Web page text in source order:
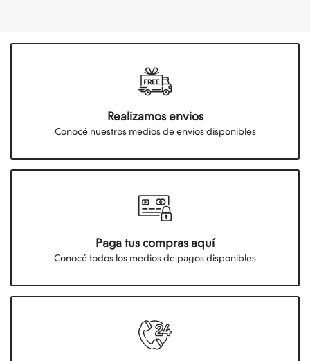
Realizamos envios
Conocé nuestros medios de envios disponibles
Paga tus compras aquí
Conocé todos los medios de pagos disponibles